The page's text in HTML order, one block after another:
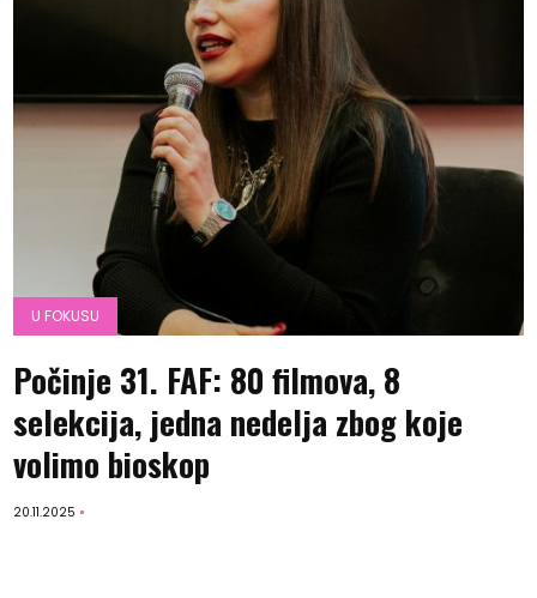
U FOKUSU
Počinje 31. FAF: 80 filmova, 8
selekcija, jedna nedelja zbog koje
volimo bioskop
20.11.2025